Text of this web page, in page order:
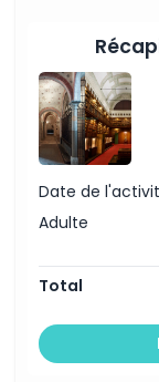
Politique
Date de
Adulte
Total